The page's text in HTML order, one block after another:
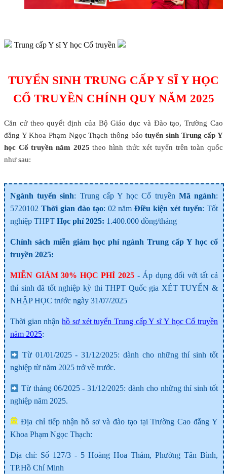
Trung cấp Y sĩ Y học Cổ truyền
TUYỂN SINH TRUNG CẤP Y SĨ Y HỌC
CỔ TRUYỀN CHÍNH QUY NĂM 2025
Căn cứ theo quyết định của Bộ Giáo dục và Đào tạo, Trường Cao
đẳng Y Khoa Phạm Ngọc Thạch thông báotuyển sinh Trung cấp Y
học Cổ truyền năm 2025 theo hình thức xét tuyển trên toàn quốc
như sau:
Ngành tuyển sinh: Trung cấp Y học Cổ truyền Mã ngành:
5720102 Thời gian đào tạo: 02 nămĐiều kiện xét tuyển: Tốt
nghiệp THPT Học phí 2025: 1.400.000 đồng/tháng
Chính sách miễn giảm học phí ngành Trung cấp Y học cổ
truyền 2025:
MIỄN GIẢM 30% HỌC PHÍ 2025- Áp dụng đối với tất cả
thí sinh đã tốt nghiệp kỳ thi THPT Quốc gia XÉT TUYỂN &
NHẬP HỌC trước ngày 31/07/2025
Thời gian nhậnhồ sơ xét tuyển Trung cấp Y sĩ Y học Cổ truyền
năm 2025:
Từ 01/01/2025 - 31/12/2025: dành cho những thí sinh tốt
nghiệp từ năm 2025 trở về trước.
Từ tháng 06/2025 - 31/12/2025: dành cho những thí sinh tốt
nghiệp năm 2025.
Địa chỉ tiếp nhận hồ sơ và đào tạo tại Trường Cao đẳng Y
Khoa Phạm Ngọc Thạch:
Địa chỉ: Số 127/3 - 5 Hoàng Hoa Thám, Phường Tân Bình,
TP.Hồ Chí Minh